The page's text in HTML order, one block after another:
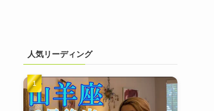
人気リーディング